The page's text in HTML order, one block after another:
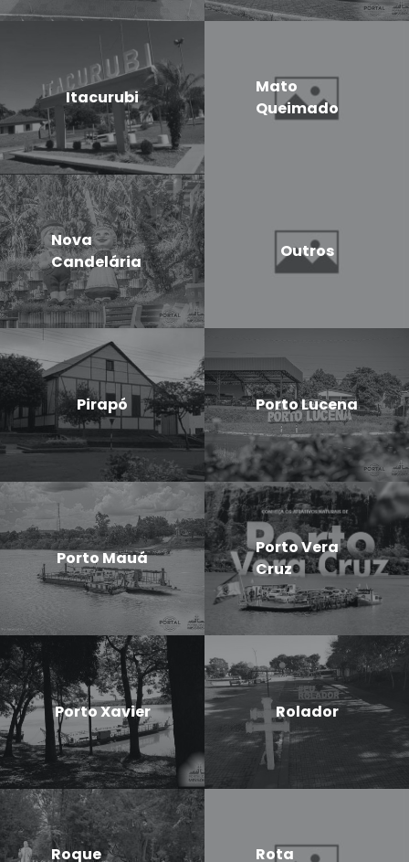
Itacurubi
Mato
Queimado
Nova
Candelária
Outros
Pirapó Porto Lucena
Porto Mauá
Porto Vera
Cruz
Porto Xavier Rolador
Roque Rota